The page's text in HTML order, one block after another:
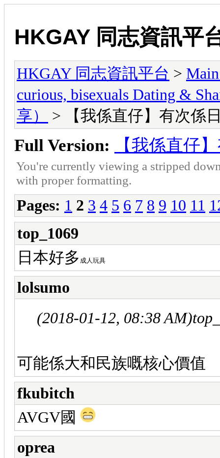
HKGAY 同志資訊平
HKGAY 同志資訊平台 >
curious, bisexuals Dating &
享）
> 【我係直仔】有次係
Full Version: 【我係直仔
You're currently viewing a stripped
with proper formatting.
Pages: 1 2 3 4 5 6 7 8 9 10 11
top_1069
日本好多 成人玩具
lolsumo
(2018-01-12, 08:38 AM)
可能係大和民族嘅核心價值
fkubitch
AVGV國
oprea